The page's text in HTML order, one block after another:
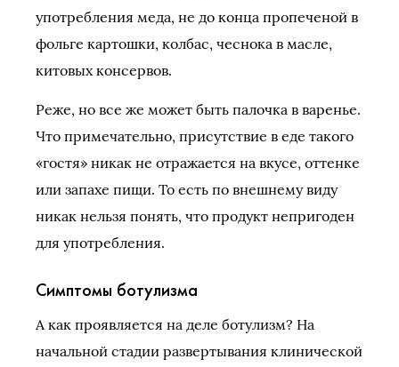
употребления меда, не до конца пропеченой в
фольге картошки, колбас, чеснока в масле,
китовых консервов.
Реже, но все же может быть палочка в варенье.
Что примечательно, присутствие в еде такого
«гостя» никак не отражается на вкусе, оттенке
или запахе пищи. То есть по внешнему виду
никак нельзя понять, что продукт непригоден
для употребления.
Симптомы ботулизма
А как проявляется на деле ботулизм? На
начальной стадии развертывания клинической